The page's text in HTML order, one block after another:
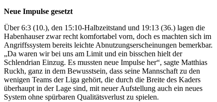
Neue Impulse gesetzt
Über 6:3 (10.), den 15:10-Halbzeitstand und 19:13 (36.) lagen die
Habenhauser zwar recht komfortabel vorn, doch es machten sich im
Angriffssystem bereits leichte Abnutzungserscheinungen bemerkbar.
„Da waren wir bei uns am Limit und ein bisschen hielt der
Schlendrian Einzug. Es mussten neue Impulse her“, sagte Matthias
Ruckh, ganz in dem Bewusstsein, dass seine Mannschaft zu den
wenigen Teams der Liga gehört, die durch die Breite des Kaders
überhaupt in der Lage sind, mit neuer Aufstellung auch ein neues
System ohne spürbaren Qualitätsverlust zu spielen.